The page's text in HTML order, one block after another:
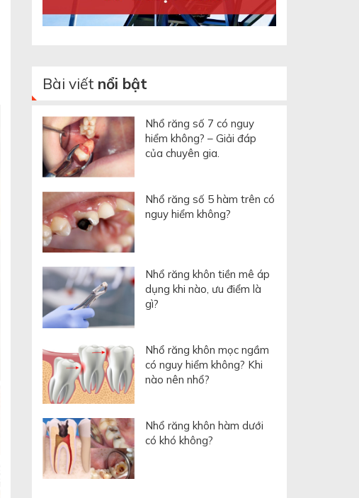
Bài viết nổi bật
Nhổ răng số 7 có nguy
hiểm không? – Giải đáp
của chuyên gia.
Nhổ răng số 5 hàm trên có
nguy hiểm không?
Nhổ răng khôn tiền mê áp
dụng khi nào, ưu điểm là
gì?
Nhổ răng khôn mọc ngầm
có nguy hiểm không? Khi
nào nên nhổ?
Nhổ răng khôn hàm dưới
có khó không?